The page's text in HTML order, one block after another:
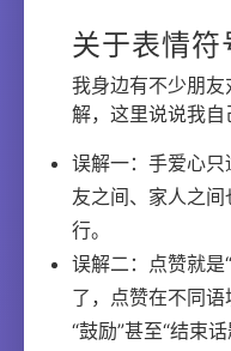
关于表情符
我身边有不少朋
解，这里说说我自
误解一：手爱心
友之间、家人之
行。
误解二：点赞就是
了，点赞在不同语
“鼓励”甚至“结束